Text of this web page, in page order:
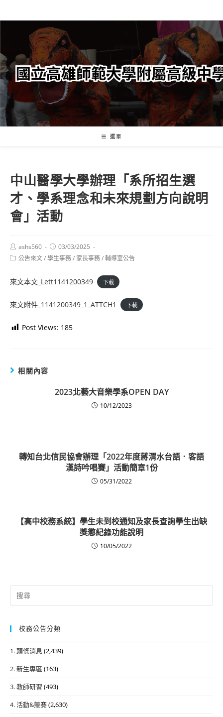
轉
要
內
容
選單
中山醫學大學辦理「系所招生選
才、學系理念和未來規劃方向說明
會」活動
Post
author:
ashs560
Post
published:
03/03/2025
Post公告來文/學生事務/ 家長事務/輔導室公告
來文本文_Lett1141200349 下載
來文附件_1141200349_1_ATTCH1 下載
Post Views: 185
相關內容
2023北藝大音樂學系OPEN DAY
10/12/2023
轉知台北信民協會辦理「2022年度蔣渭水台語．客語
漢詩吟唱賽」活動簡章1份
05/31/2022
【高中校務系統】學生未到校通知及家長查詢學生出缺
獎懲紀錄功能說明
10/05/2022
Search
for:
校務公告分類
1. 頭條消息 (2,439)
2. 新生專區 (163)
3. 教師研習 (493)
4. 活動&競賽(2,630)